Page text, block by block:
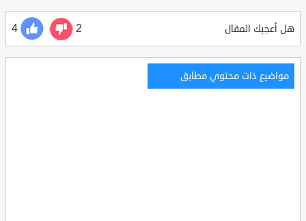
هل أعجبك المقال 2
4
مواضيع ذات محتوي مطابق